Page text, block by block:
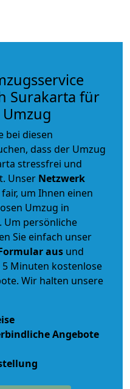
Surakarta für
bei diesen
dass der Umzug
stressfrei und
Unser Netzwerk
, um Ihnen einen
Umzug in
Um persönliche
Sie einfach unser
aus und
Minuten kostenlose
Wir halten unsere
Angebote